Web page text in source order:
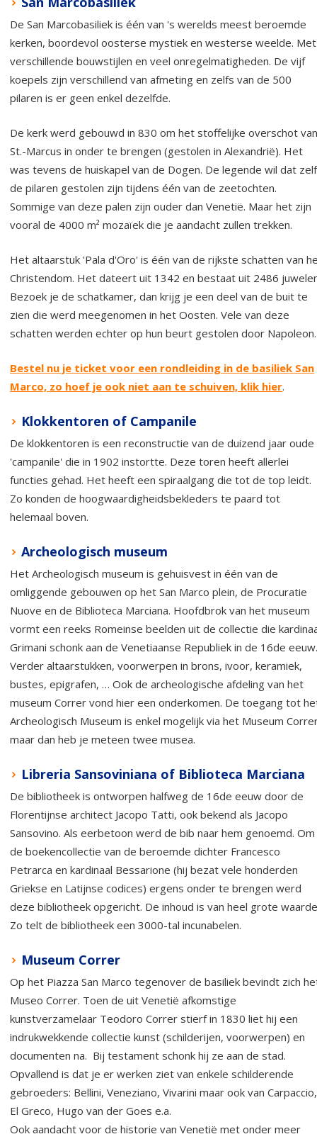
De San Marcobasiliek is één van 's werelds meest beroemde
kerken, boordevol oosterse mystiek en westerse weelde. Met
verschillende bouwstijlen en veel onregelmatigheden. De vijf
koepels zijn verschillend van afmeting en zelfs van de 500
pilaren is er geen enkel dezelfde.
De kerk werd gebouwd in 830 om het stoffelijke overschot van
St.-Marcus in onder te brengen (gestolen in Alexandrië). Het
was tevens de huiskapel van de Dogen. De legende wil dat
de pilaren gestolen zijn tijdens één van de zeetochten.
Sommige van deze palen zijn ouder dan Venetië. Maar het zijn
vooral de 4000 m² mozaïek die je aandacht zullen trekken.
Het altaarstuk 'Pala d'Oro' is één van de rijkste schatten van
Christendom. Het dateert uit 1342 en bestaat uit 2486
Bezoek je de schatkamer, dan krijg je een deel van de buit te
zien die werd meegenomen in het Oosten. Vele van deze
schatten werden echter op hun beurt gestolen door Napoleon.
Bestel nu je ticket voor een rondleiding in de basiliek San
Marco, zo hoef je ook niet aan te schuiven, klik hier.
Klokkentoren of Campanile
De klokkentoren is een reconstructie van de duizend jaar oude
'campanile' die in 1902 instortte. Deze toren heeft allerlei
functies gehad. Het heeft een spiraalgang die tot de top leidt.
Zo konden de hoogwaardigheidsbekleders te paard tot
helemaal boven.
Archeologisch museum
Het Archeologisch museum is gehuisvest in één van de
omliggende gebouwen op het San Marco plein, de Procuratie
Nuove en de Biblioteca Marciana. Hoofdbrok van het museum
vormt een reeks Romeinse beelden uit de collectie die
Grimani schonk aan de Venetiaanse Republiek in de 16de eeuw.
Verder altaarstukken, voorwerpen in brons, ivoor, keramiek,
bustes, epigrafen, … Ook de archeologische afdeling van het
museum Correr vond hier een onderkomen. De toegang tot
Archeologisch Museum is enkel mogelijk via het Museum
maar dan heb je meteen twee musea.
Libreria Sansoviniana of Biblioteca Marciana
De bibliotheek is ontworpen halfweg de 16de eeuw door de
Florentijnse architect Jacopo Tatti, ook bekend als Jacopo
Sansovino. Als eerbetoon werd de bib naar hem genoemd. Om
de boekencollectie van de beroemde dichter Francesco
Petrarca en kardinaal Bessarione (hij bezat vele honderden
Griekse en Latijnse codices) ergens onder te brengen werd
deze bibliotheek opgericht. De inhoud is van heel grote
Zo telt de bibliotheek een 3000-tal incunabelen.
Museum Correr
Op het Piazza San Marco tegenover de basiliek bevindt zich
Museo Correr. Toen de uit Venetië afkomstige
kunstverzamelaar Teodoro Correr stierf in 1830 liet hij een
indrukwekkende collectie kunst (schilderijen, voorwerpen) en
documenten na. Bij testament schonk hij ze aan de stad.
Opvallend is dat je er werken ziet van enkele schilderende
gebroeders: Bellini, Veneziano, Vivarini maar ook van Carpaccio,
El Greco, Hugo van der Goes e.a.
Ook aandacht voor de historie van Venetië met onder meer